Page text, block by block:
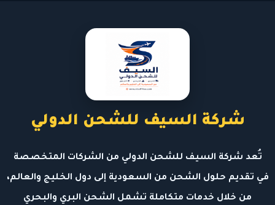
شركة السيف للشحن الدولي
تُعد شركة السيف للشحن الدولي من الشركات المتخصصة
في تقديم حلول الشحن من السعودية إلى دول الخليج والعالم،
من خلال خدمات متكاملة تشمل الشحن البري والبحري